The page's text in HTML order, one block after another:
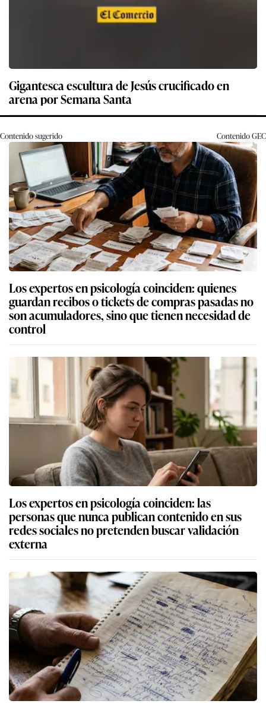
Gigantesca escultura de Jesús crucificado en
arena por Semana Santa
Contenido sugerido ContenidoGEC
Los expertos en psicología coinciden: quienes
guardan recibos o tickets de compras pasadas no
son acumuladores, sino que tienen necesidad de
control
Los expertos en psicología coinciden: las
personas que nunca publican contenido en sus
redes sociales no pretenden buscar validación
externa